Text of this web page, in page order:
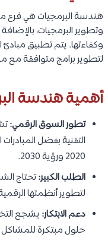
هندسة البرمجيات هي فرع
وتطوير البرمجيات، بالإضافة
وكفاءتها. يتم تطبيق
لتطوير برامج متوافقة مع
أهمية هندسة
تطور السوق الرقمي:
التقنية بفضل
2020 ورؤية 2030.
الطلب الكبير:تحتاج
لتطوير أنظمتها
دعم الابتكار: يشجع
حلول مبتكرة للمشاكل